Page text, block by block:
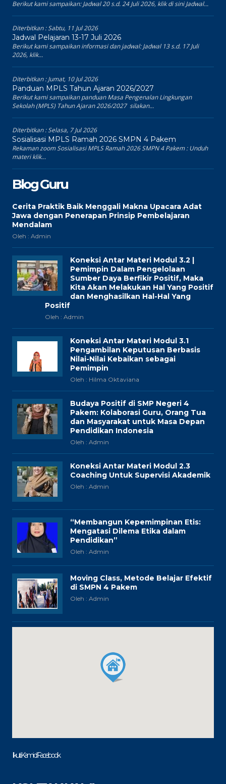
Berikut kami sampaikan: Jadwal 20 s.d. 24 Juli 2026, klik di sini Jadwal...
Diterbitkan :Sabtu, 11 Jul 2026
Jadwal Pelajaran 13-17 Juli 2026
Berikut kami sampaikan informasi dan jadwal: Jadwal 13 s.d. 17 Juli
2026, klik...
Diterbitkan :Jumat, 10 Jul 2026
Panduan MPLS Tahun Ajaran 2026/2027
Berikut kami sampaikan panduan Masa Pengenalan Lingkungan
Sekolah (MPLS) Tahun Ajaran 2026/2027 silakan...
Diterbitkan :Selasa, 7 Jul 2026
Sosialisasi MPLS Ramah 2026 SMPN 4 Pakem
Rekaman zoom Sosialisasi MPLS Ramah 2026 SMPN 4 Pakem : Unduh
materi klik...
Blog Guru
Cerita Praktik Baik Menggali Makna Upacara Adat
Jawa dengan Penerapan Prinsip Pembelajaran
Mendalam
Oleh : Admin
Koneksi Antar Materi Modul 3.2 |
Pemimpin Dalam Pengelolaan
Sumber Daya Berfikir Positif, Maka
Kita Akan Melakukan Hal Yang Positif
dan Menghasilkan Hal-Hal Yang
Positif
Oleh : Admin
Koneksi Antar Materi Modul 3.1
Pengambilan Keputusan Berbasis
Nilai-Nilai Kebaikan sebagai
Pemimpin
Oleh : Hilma Oktaviana
Budaya Positif di SMP Negeri 4
Pakem: Kolaborasi Guru, Orang Tua
dan Masyarakat untuk Masa Depan
Pendidikan Indonesia
Oleh : Admin
Koneksi Antar Materi Modul 2.3
Coaching Untuk Supervisi Akademik
Oleh : Admin
“Membangun Kepemimpinan Etis:
Mengatasi Dilema Etika dalam
Pendidikan”
Oleh : Admin
Moving Class, Metode Belajar Efektif
di SMPN 4 Pakem
Oleh : Admin
Ikuti Kami di Facebook